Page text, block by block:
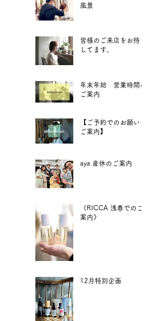
風景
皆様のご来店をお待ち
してます。
年末年始 営業時間の
ご案内
【ご予約でのお願いと
ご案内】
aya 産休のご案内
《RICCA 浅春でのご
案内》
12月特別企画